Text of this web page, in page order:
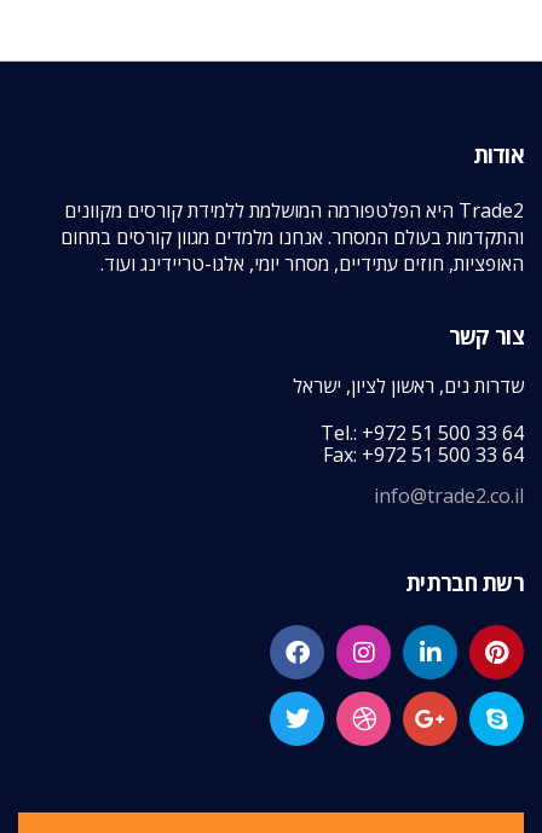
אודות
Trade2 היא הפלטפורמה המושלמת ללמידת קורסים מקוונים
והתקדמות בעולם המסחר. אנחנו מלמדים מגוון קורסים בתחום
האופציות, חוזים עתידיים, מסחר יומי, אלגו-טריידינג ועוד.
צור קשר
שדרות נים, ראשון לציון, ישראל
Tel.: +972 51 500 33 64
Fax: +972 51 500 33 64
info@trade2.co.il
רשת חברתית